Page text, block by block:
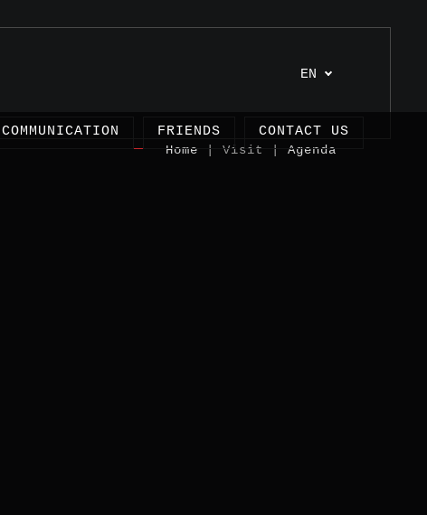
EN
COMMUNICATION FRIENDS CONTACT US
Home | Visit | Agenda